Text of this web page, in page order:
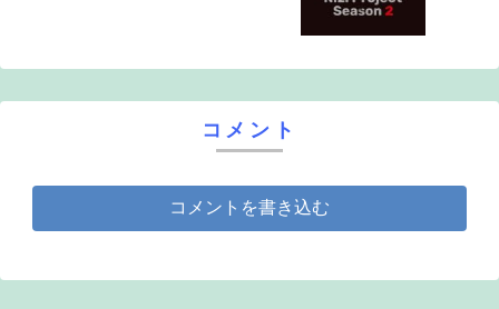
コメント
コメントを書き込む